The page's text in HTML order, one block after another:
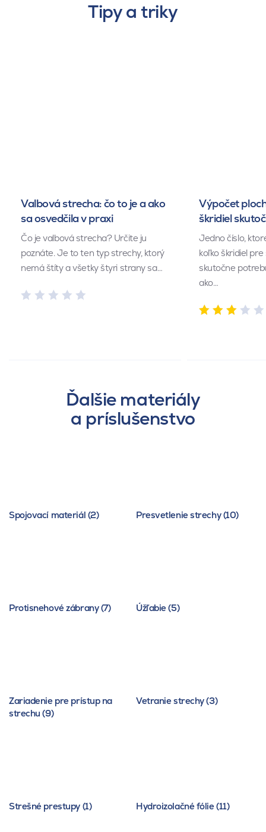
Tipy a triky
Valbová strecha: čo to je a ako
sa osvedčila v praxi
Čo je valbová strecha? Určite ju
poznáte. Je to ten typ strechy, ktorý
nemá štíty a všetky štyri strany sa…
Výpočet
škridiel
Jedno číslo,
koľko škridiel
skutočne
ako…
Ďalšie materiály
a príslušenstvo
Spojovací materiál (2) Presvetlenie strechy (10)
Protisnehové zábrany (7) Úžľabie (5)
Zariadenie pre prístup na
strechu (9)
Vetranie strechy (3)
Strešné prestupy (1) Hydroizolačné fólie (11)